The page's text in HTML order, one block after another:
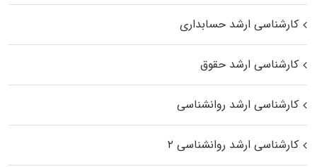
کارشناسی ارشد حسابداری
کارشناسی ارشد حقوق
کارشناسی ارشد روانشناسی
کارشناسی ارشد روانشناسی ۲